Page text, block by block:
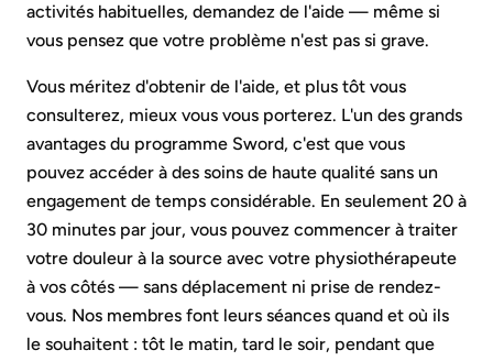
activités habituelles, demandez de l'aide — même si
vous pensez que votre problème n'est pas si grave.
Vous méritez d'obtenir de l'aide, et plus tôt vous
consulterez, mieux vous vous porterez. L'un des grands
avantages du programme Sword, c'est que vous
pouvez accéder à des soins de haute qualité sans un
engagement de temps considérable. En seulement 20 à
30 minutes par jour, vous pouvez commencer à traiter
votre douleur à la source avec votre physiothérapeute
à vos côtés — sans déplacement ni prise de rendez-
vous. Nos membres font leurs séances quand et où ils
le souhaitent : tôt le matin, tard le soir, pendant que